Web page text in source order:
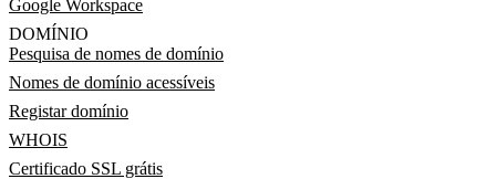
Google Workspace
DOMÍNIO
Pesquisa de nomes de domínio
Nomes de domínio acessíveis
Registar domínio
WHOIS
Certificado SSL grátis